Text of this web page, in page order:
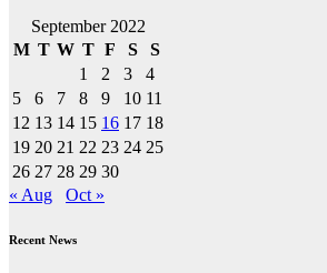
September 2022
M T W T F S
S
1
2 3
4
5
6 7 8 9 10 11
12 13 14 15 16 17 18
19 20 21 22 23 24 25
26 27 28 29 30
« Aug
Oct »
Recent News